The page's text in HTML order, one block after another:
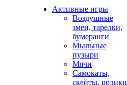
Активные игры
Воздушные
змеи, тарелки,
бумеранги
Мыльные
пузыри
Мячи
Самокаты,
скейты, ролики